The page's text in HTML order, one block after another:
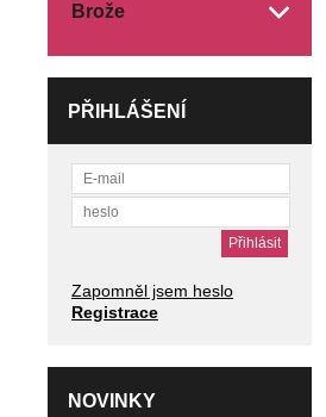
Brože
PŘIHLÁŠENÍ
Zapomněl jsem heslo
Registrace
NOVINKY